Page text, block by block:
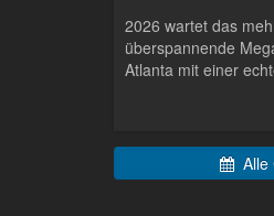
2026 wartet das
überspannende
Atlanta mit einer
Alle